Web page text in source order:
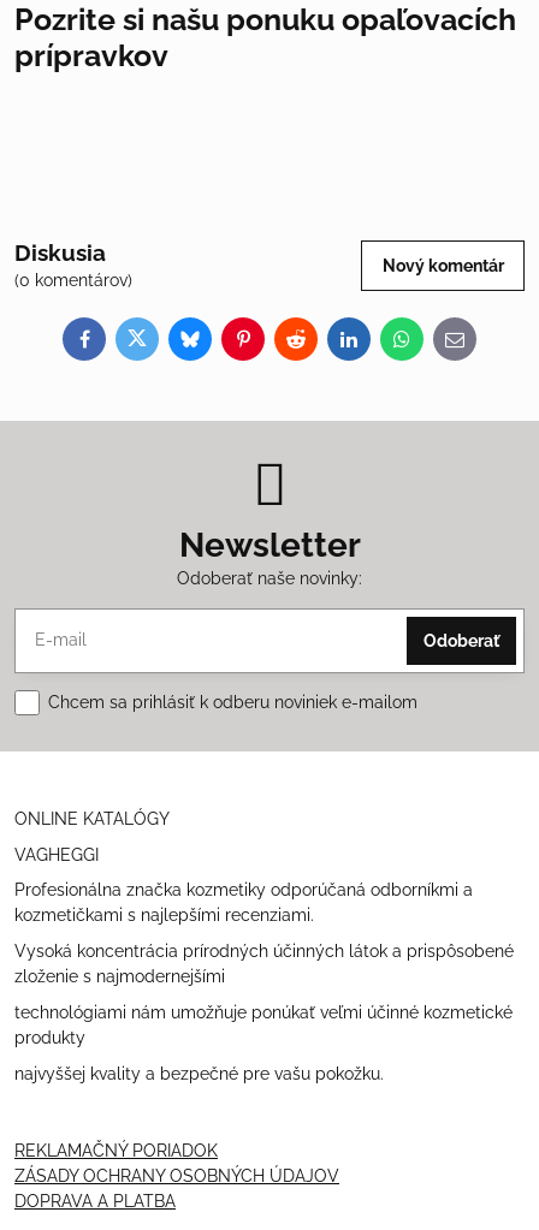
Pozrite si našu ponuku opaľovacích
prípravkov
Diskusia
(0 komentárov)
Nový komentár
FacebookTwitterBlueskyPinterestRedditLinkedInWhatsApp
E-
mail
Newsletter
Odoberať naše novinky:
Odoberať
Chcem sa prihlásiť k odberu noviniek e-mailom
ONLINE KATALÓGY
VAGHEGGI
Profesionálna značka kozmetiky odporúčaná odborníkmi a
kozmetičkami s najlepšími recenziami.
Vysoká koncentrácia prírodných účinných látok a prispôsobené
zloženie s najmodernejšími
technológiami nám umožňuje ponúkať veľmi účinné kozmetické
produkty
najvyššej kvality a bezpečné pre vašu pokožku.
REKLAMAČNÝ PORIADOK
ZÁSADY OCHRANY OSOBNÝCH ÚDAJOV
DOPRAVA A PLATBA